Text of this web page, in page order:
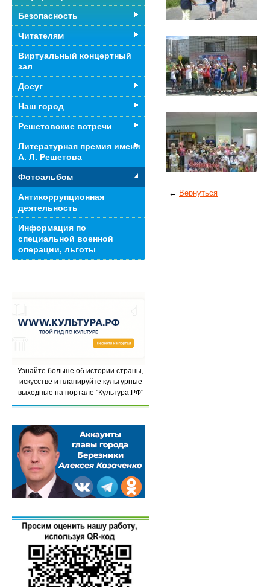
← Вернуться
Безопасность
Читателям
Виртуальный концертный
зал
Досуг
Наш город
Решетовские встречи
Литературная премия имени
А. Л. Решетова
Фотоальбом
Антикоррупционная
деятельность
Информация по
специальной военной
операции, льготы
Узнайте больше об истории страны,
искусстве и планируйте культурные
выходные на портале "Культура.РФ"